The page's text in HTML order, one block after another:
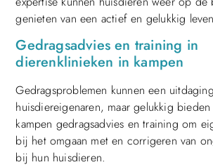
genieten van een actief en gelukkig
Gedragsadvies en training in
dierenklinieken in kampen
Gedragsproblemen kunnen een
huisdiereigenaren, maar gelukkig
kampen gedragsadvies en training om
bij het omgaan met en corrigeren van
bij hun huisdieren.